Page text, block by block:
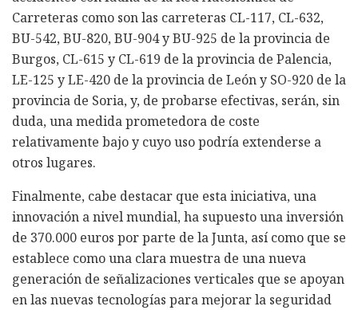
Carreteras como son las carreteras CL-117, CL-632,
BU-542, BU-820, BU-904 y BU-925 de la provincia de
Burgos, CL-615 y CL-619 de la provincia de Palencia,
LE-125 y LE-420 de la provincia de León y SO-920 de la
provincia de Soria, y, de probarse efectivas, serán, sin
duda, una medida prometedora de coste
relativamente bajo y cuyo uso podría extenderse a
otros lugares.
Finalmente, cabe destacar que esta iniciativa, una
innovación a nivel mundial, ha supuesto una inversión
de 370.000 euros por parte de la Junta, así como que se
establece como una clara muestra de una nueva
generación de señalizaciones verticales que se apoyan
en las nuevas tecnologías para mejorar la seguridad